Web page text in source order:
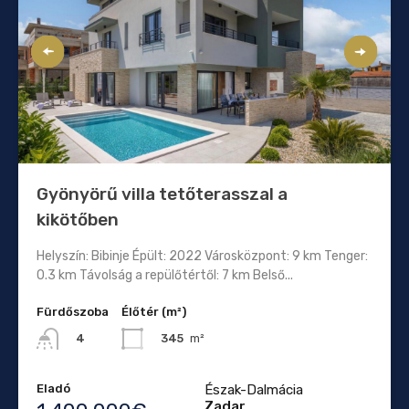
Gyönyörű villa tetőterasszal a
kikötőben
Helyszín: Bibinje Épült: 2022 Városközpont: 9 km Tenger:
0.3 km Távolság a repülőtértől: 7 km Belső...
Fürdőszoba
4
Élőtér (m²)
345 m²
Eladó
Észak-Dalmácia